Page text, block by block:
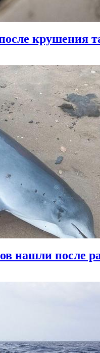
крушения
нашли после